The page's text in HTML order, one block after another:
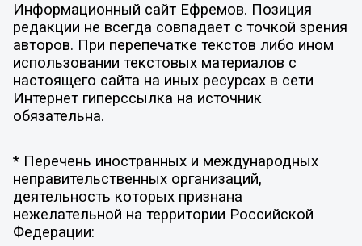
Информационный сайт Ефремов. Позиция
редакции не всегда совпадает с точкой зрения
авторов. При перепечатке текстов либо ином
использовании текстовых материалов с
настоящего сайта на иных ресурсах в сети
Интернет гиперссылка на источник
обязательна.
* Перечень иностранных и международных
неправительственных организаций,
деятельность которых признана
нежелательной на территории Российской
Федерации: